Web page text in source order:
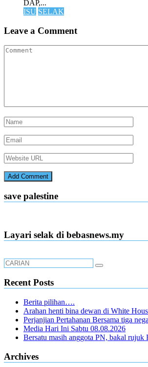
DAP,...
ISU SELAK
Leave a Comment
save palestine
Layari selak di bebasnews.my
Recent Posts
Berita pilihan….
Arahan henti bina dewan di White
Perjanjian Pertahanan Bersama tiga
Media Hari Ini Sabtu 08.08.2026
Bersatu masih anggota PN, bakal rujuk
Archives